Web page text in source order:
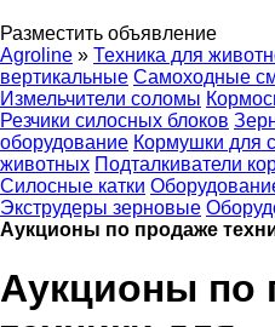
Разместить объявление
Agroline » Техника для
вертикальные Самоходные
Измельчители соломы
Резчики силосных блоков
оборудование Кормушки для
животных Подталкиватели
Силосные катки
Экструдеры зерновые
Аукционы по продаже
Аукционы по